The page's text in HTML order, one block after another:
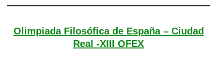
Olimpiada Filosófica de España – Ciudad
Real -XIII OFEX